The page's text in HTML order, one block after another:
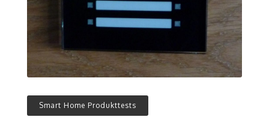
Smart Home Produkttests